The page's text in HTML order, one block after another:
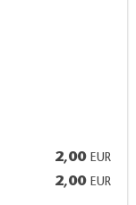
Boots-Service
2,00 EUR
2,00 EUR